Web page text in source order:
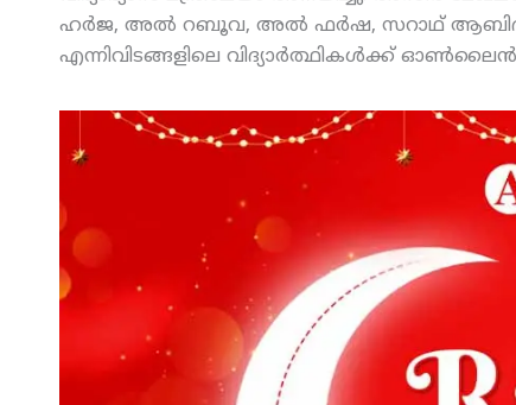
ഹര്‍ജ, അല്‍ റബൂവ, അല്‍ ഫര്‍ഷ, സറാഥ്
എന്നിവിടങ്ങളിലെ വിദ്യാര്‍ത്ഥികള്‍ക്ക്